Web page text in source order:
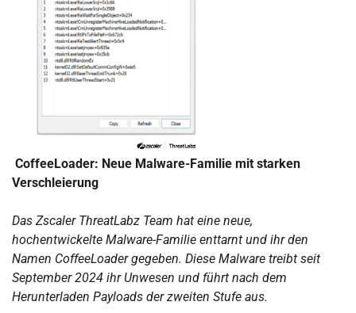
CoffeeLoader: Neue Malware-Familie mit starken
Verschleierung
Das Zscaler ThreatLabz Team hat eine neue,
hochentwickelte Malware-Familie enttarnt und ihr den
Namen CoffeeLoader gegeben. Diese Malware treibt seit
September 2024 ihr Unwesen und führt nach dem
Herunterladen Payloads der zweiten Stufe aus.